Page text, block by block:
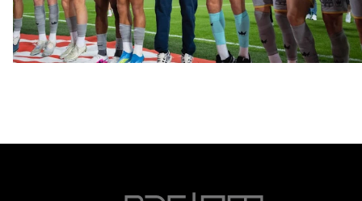
ФОТО: Победа над «Локомотивом»
4 АВГУСТА 2026 20:00